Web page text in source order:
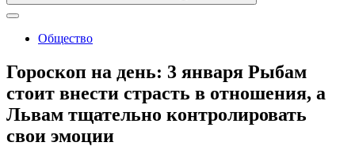
Общество
Гороскоп на день: 3 января Рыбам
стоит внести страсть в отношения, а
Львам тщательно контролировать
свои эмоции